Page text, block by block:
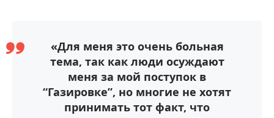
«Для меня это очень больная
тема, так как люди осуждают
меня за мой поступок в
“Газировке”, но многие не хотят
принимать тот факт, что